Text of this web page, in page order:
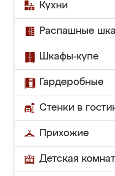
Кухни
Распашные
Шкафы-купе
Гардеробные
Стенки в
Прихожие
Детская